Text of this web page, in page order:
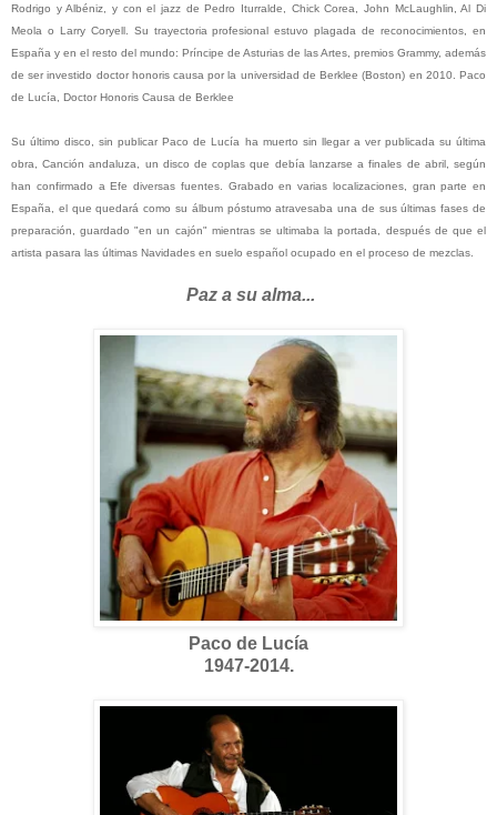
Rodrigo y Albéniz, y con el jazz de Pedro Iturralde, Chick Corea, John McLaughlin, Al Di
Meola o Larry Coryell. Su trayectoria profesional estuvo plagada de reconocimientos, en
España y en el resto del mundo: Príncipe de Asturias de las Artes, premios Grammy, además
de ser investido doctor honoris causa por la universidad de Berklee (Boston) en 2010. Paco
de Lucía, Doctor Honoris Causa de Berklee
Su último disco, sin publicar Paco de Lucía ha muerto sin llegar a ver publicada su última
obra, Canción andaluza, un disco de coplas que debía lanzarse a finales de abril, según
han confirmado a Efe diversas fuentes. Grabado en varias localizaciones, gran parte en
España, el que quedará como su álbum póstumo atravesaba una de sus últimas fases de
preparación, guardado "en un cajón" mientras se ultimaba la portada, después de que el
artista pasara las últimas Navidades en suelo español ocupado en el proceso de mezclas.
Paz a su alma...
Paco de Lucía
1947-2014.